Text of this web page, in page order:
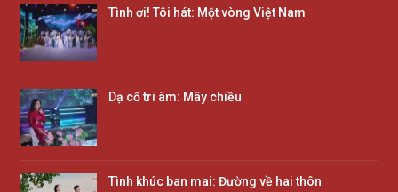
Tình ơi! Tôi hát: Một vòng Việt Nam
Dạ cổ tri âm: Mây chiều
Tình khúc ban mai: Đường về hai thôn